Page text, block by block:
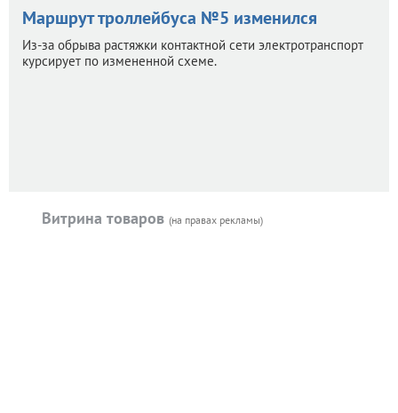
Маршрут троллейбуса №5 изменился
Из-за обрыва растяжки контактной сети электротранспорт
курсирует по измененной схеме.
Витрина товаров (на правах рекламы)